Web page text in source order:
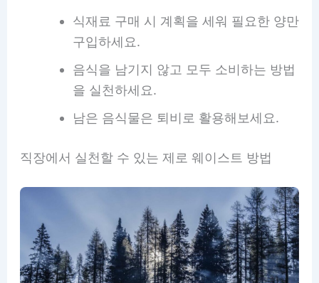
식재료 구매 시 계획을 세워 필요한 양만
구입하세요.
음식을 남기지 않고 모두 소비하는 방법
을 실천하세요.
남은 음식물은 퇴비로 활용해보세요.
직장에서 실천할 수 있는 제로 웨이스트 방법